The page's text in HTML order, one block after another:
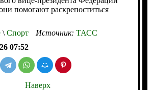
помогают раскрепоститься
\Спорт Источник: ТАСС
07:52
Наверх